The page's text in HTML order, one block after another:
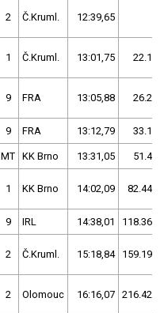
2 Č.Kruml. 12:39,65
1 Č.Kruml. 13:01,75 22.10/
9 FRA 13:05,88 26.23/
9 FRA 13:12,79 33.14/
MT KK Brno 13:31,05 51.40/
1 KK Brno 14:02,09 82.44/
9 IRL 14:38,01 118.36/
2 Č.Kruml. 15:18,84 159.19/
2 Olomouc 16:16,07 216.42/